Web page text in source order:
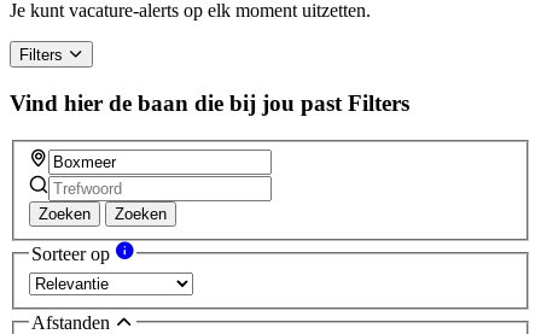
Je kunt vacature-alerts op elk moment uitzetten.
Filters
Vind hier de baan die bij jou past Filters
Zoeken Zoeken
Sorteer op
Afstanden